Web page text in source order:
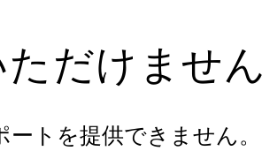
だけません
トを提供できません。